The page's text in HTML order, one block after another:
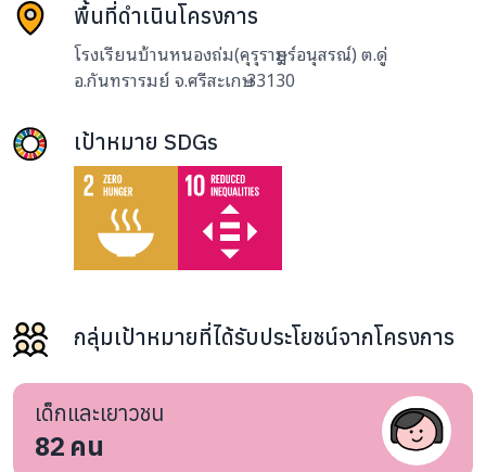
พื้นที่ดำเนินโครงการ
โรงเรียนบ้านหนองถ่ม(คุรุราษฎร์อนุสรณ์) ต.ดู่
อ.กันทรารมย์ จ.ศรีสะเกษ 33130
เป้าหมาย SDGs
กลุ่มเป้าหมายที่ได้รับประโยชน์จากโครงการ
เด็กและเยาวชน
82 คน